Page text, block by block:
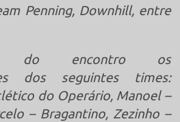
Penning, Downhill, entre
do encontro os
dos seguintes times:
do Operário, Manoel –
– Bragantino, Zezinho –